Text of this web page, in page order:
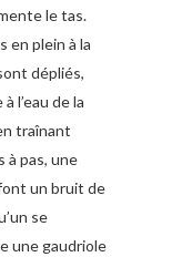
le tas.
en plein à la
dépliés,
l’eau de la
traînant
à pas, une
un bruit de
se
une gaudriole